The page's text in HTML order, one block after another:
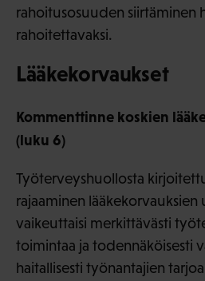
rahoitusosuuden siirtäminen
rahoitettavaksi.
Lääkekorvaukset
Kommenttinne koskien
(luku 6)
Työterveyshuollosta
rajaaminen
vaikeuttaisi merkittävästi
toimintaa ja todennäköisesti
haitallisesti työnantajien